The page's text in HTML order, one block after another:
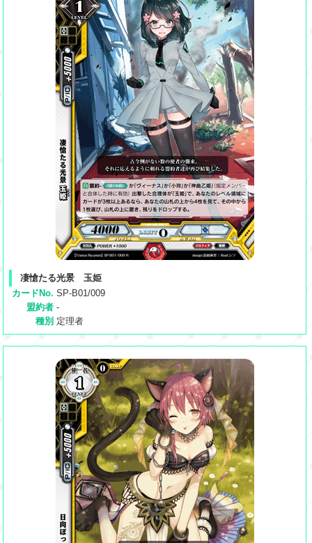
凄愴たる光景 玉姫
カードNo. SP-B01/009
盟約者 -
種別 定理者